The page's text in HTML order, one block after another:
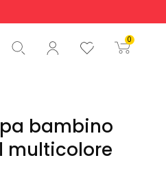
0
0,00 €
bambino
multicolore